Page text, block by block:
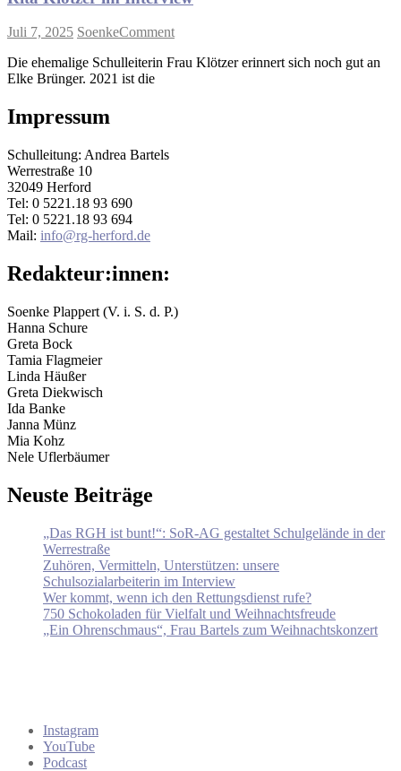
Juli 7, 2025 SoenkeCommenton
Elke
Die ehemalige Schulleiterin Frau Klötzer erinnert sich noch gut an
Elke Brünger. 2021 ist die
Impressum
Schulleitung: Andrea Bartels
Werrestraße 10
32049 Herford
Tel: 0 5221.18 93 690
Tel: 0 5221.18 93 694
Mail: info@rg-herford.de
Redakteur:innen:
Soenke Plappert (V. i. S. d. P.)
Hanna Schure
Greta Bock
Tamia Flagmeier
Linda Häußer
Greta Diekwisch
Ida Banke
Janna Münz
Mia Kohz
Nele Uflerbäumer
Neuste Beiträge
„Das RGH ist bunt!“: SoR-AG gestaltet Schulgelände in der
Werrestraße
Zuhören, Vermitteln, Unterstützen: unsere
Schulsozialarbeiterin im Interview
Wer kommt, wenn ich den Rettungsdienst rufe?
750 Schokoladen für Vielfalt und Weihnachtsfreude
„Ein Ohrenschmaus“, Frau Bartels zum Weihnachtskonzert
Instagram
YouTube
Podcast